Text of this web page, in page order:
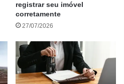
registrar seu imóvel
corretamente
27/07/2026